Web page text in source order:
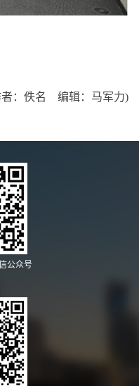
者：佚名 编辑：马军力)
公众号